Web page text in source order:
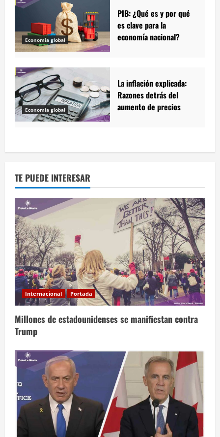
Economía global
PIB: ¿Qué es y por qué
es clave para la
economía nacional?
Economía global
La inflación explicada:
Razones detrás del
aumento de precios
TE PUEDE INTERESAR
Internacional Portada
Millones de estadounidenses se manifiestan contra
Trump